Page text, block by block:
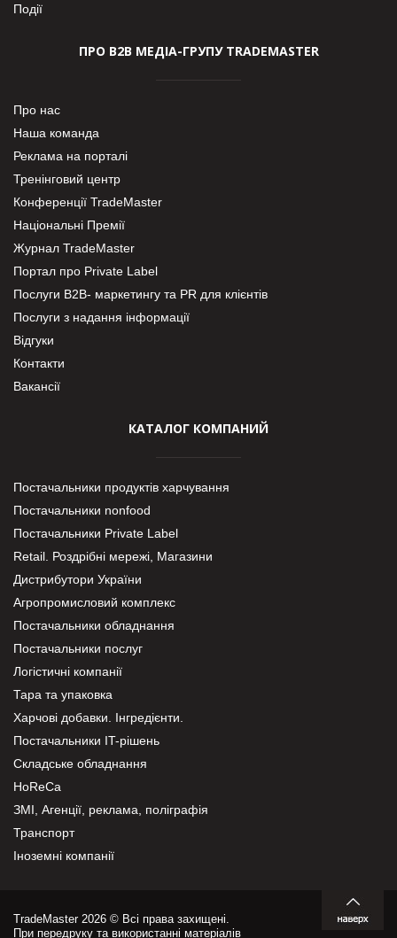
Події
ПРО В2В МЕДІА-ГРУПУ TRADEMASTER
Про нас
Наша команда
Реклама на порталі
Тренінговий центр
Конференції TradeMaster
Національні Премії
Журнал TradeMaster
Портал про Private Label
Послуги В2В- маркетингу та PR для клієнтів
Послуги з надання інформації
Відгуки
Контакти
Вакансії
КАТАЛОГ КОМПАНИЙ
Постачальники продуктів харчування
Постачальники nonfood
Постачальники Private Label
Retail. Роздрібні мережі, Магазини
Дистрибутори України
Агропромисловий комплекс
Постачальники обладнання
Постачальники послуг
Логістичні компанії
Тара та упаковка
Харчові добавки. Інгредієнти.
Постачальники IT-рішень
Складське обладнання
HoReCa
ЗМІ, Агенції, реклама, поліграфія
Транспорт
Іноземні компанії
TradeMaster 2026 © Всі права захищені.
При передруку та використанні матеріалів